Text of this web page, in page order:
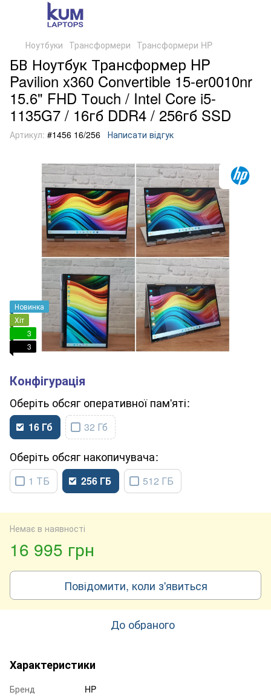
Ноутбуки Трансформери Трансформери HP
БВ Ноутбук Трансформер HP
Pavilion x360 Convertible 15-er0010nr
15.6" FHD Тouch / Intel Core i5-
1135G7 / 16гб DDR4 / 256гб SSD
Артикул: #1456 16/256 Написати відгук
Новинка
Хіт
3
3
обсяг оперативної пам'яті
16 Гб 32 Гб
обсяг накопичувача
1 ТБ 256 ГБ 512 ГБ
Немає в наявності
16 995 грн
Повідомити, коли з'явиться
До обраного
Характеристики
Бренд
HP